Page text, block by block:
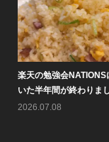
強会NATIONSに参加して
間が終わりました...